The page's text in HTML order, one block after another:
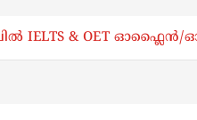
& OET